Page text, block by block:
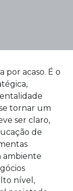
por acaso. É o
tornar um
ser claro,
de
ambiente
nível,